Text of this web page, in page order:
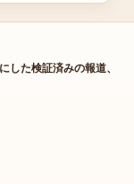
した検証済みの報道、